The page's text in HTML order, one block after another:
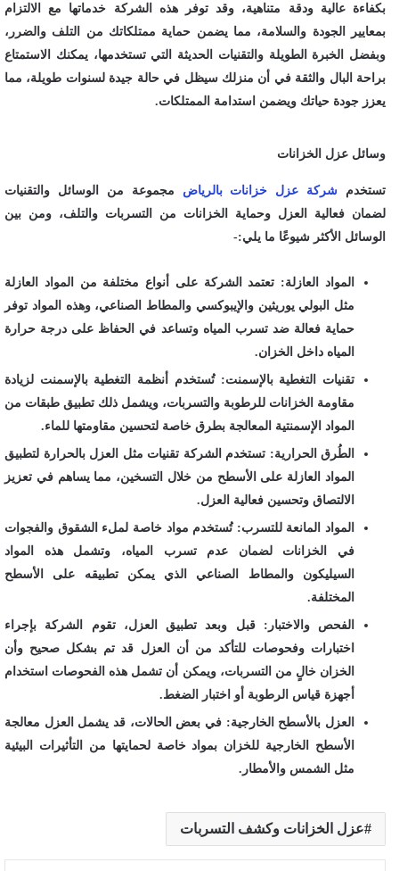
بكفاءة عالية ودقة متناهية، وقد توفر هذه الشركة خدماتها مع الالتزام
بمعايير الجودة والسلامة، مما يضمن حماية ممتلكاتك من التلف والضرر،
وبفضل الخبرة الطويلة والتقنيات الحديثة التي تستخدمها، يمكنك الاستمتاع
براحة البال والثقة في أن منزلك سيظل في حالة جيدة لسنوات طويلة، مما
يعزز جودة حياتك ويضمن استدامة الممتلكات.
وسائل عزل الخزانات
تستخدم شركة عزل خزانات بالرياض مجموعة من الوسائل والتقنيات
لضمان فعالية العزل وحماية الخزانات من التسربات والتلف، ومن بين
الوسائل الأكثر شيوعًا ما يلي:-
المواد العازلة: تعتمد الشركة على أنواع مختلفة من المواد العازلة
مثل البولي يوريثين والإيبوكسي والمطاط الصناعي، وهذه المواد توفر
حماية فعالة ضد تسرب المياه وتساعد في الحفاظ على درجة حرارة
المياه داخل الخزان.
تقنيات التغطية بالإسمنت: تُستخدم أنظمة التغطية بالإسمنت لزيادة
مقاومة الخزانات للرطوبة والتسربات، ويشمل ذلك تطبيق طبقات من
المواد الإسمنتية المعالجة بطرق خاصة لتحسين مقاومتها للماء.
الطُرق الحرارية: تستخدم الشركة تقنيات مثل العزل بالحرارة لتطبيق
المواد العازلة على الأسطح من خلال التسخين، مما يساهم في تعزيز
الالتصاق وتحسين فعالية العزل.
المواد المانعة للتسرب: تُستخدم مواد خاصة لملء الشقوق والفجوات
في الخزانات لضمان عدم تسرب المياه، وتشمل هذه المواد
السيليكون والمطاط الصناعي الذي يمكن تطبيقه على الأسطح
المختلفة.
الفحص والاختبار: قبل وبعد تطبيق العزل، تقوم الشركة بإجراء
اختبارات وفحوصات للتأكد من أن العزل قد تم بشكل صحيح وأن
الخزان خالٍ من التسربات، ويمكن أن تشمل هذه الفحوصات استخدام
أجهزة قياس الرطوبة أو اختبار الضغط.
العزل بالأسطح الخارجية: في بعض الحالات، قد يشمل العزل معالجة
الأسطح الخارجية للخزان بمواد خاصة لحمايتها من التأثيرات البيئية
مثل الشمس والأمطار.
عزل الخزانات وكشف التسربات